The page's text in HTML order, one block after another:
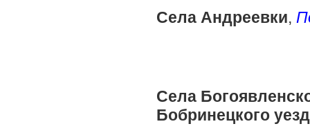
Села Андреевки,
Села
Бобринецкого